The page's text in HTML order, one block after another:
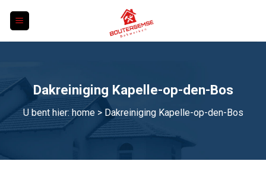
Dakreiniging Kapelle-op-den-Bos
U bent hier: home> Dakreiniging Kapelle-op-den-Bos